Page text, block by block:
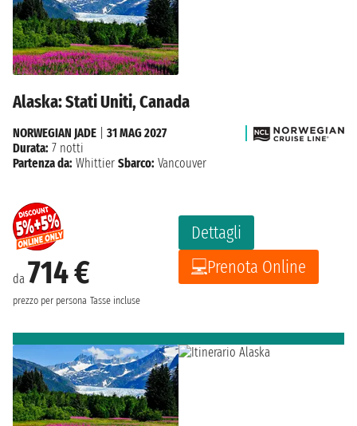
Alaska: Stati Uniti, Canada
da 714 €
prezzo per persona Tasse incluse
Dettagli
Prenota Online
NORWEGIAN JADE
31 MAG 2027
Durata: 7 notti
Partenza da: Whittier Sbarco: Vancouver